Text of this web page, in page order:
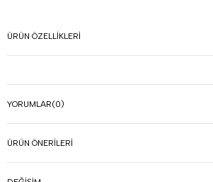
ÜRÜN ÖZELLIKLERI
YORUMLAR(0)
ÜRÜN ÖNERILERI